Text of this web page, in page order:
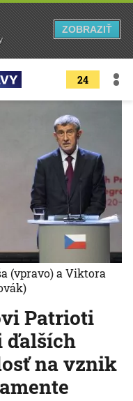
24
Patrioti
ďalších
na vznik
(vpravo) a Viktora
ZOBRAZIŤ